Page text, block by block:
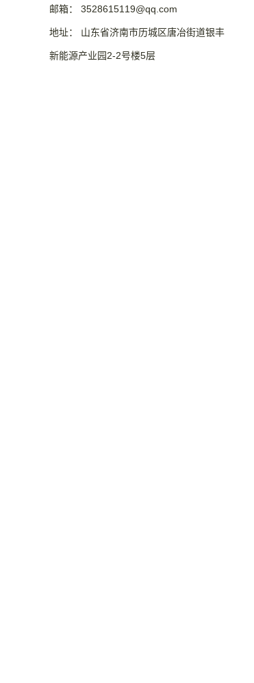
邮箱： 3528615119@qq.com
地址： 山东省济南市历城区唐冶街道银丰
新能源产业园2-2号楼5层